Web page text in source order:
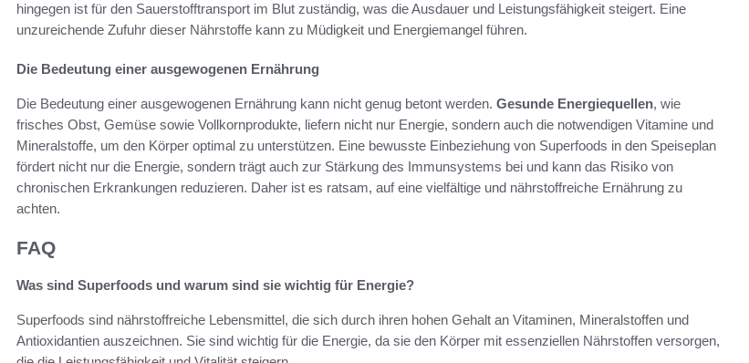
hingegen ist für den Sauerstofftransport im Blut zuständig, was die Ausdauer und Leistungsfähigkeit steigert. Eine
unzureichende Zufuhr dieser Nährstoffe kann zu Müdigkeit und Energiemangel führen.
Die Bedeutung einer ausgewogenen Ernährung
Die Bedeutung einer ausgewogenen Ernährung kann nicht genug betont werden. Gesunde Energiequellen, wie
frisches Obst, Gemüse sowie Vollkornprodukte, liefern nicht nur Energie, sondern auch die notwendigen Vitamine und
Mineralstoffe, um den Körper optimal zu unterstützen. Eine bewusste Einbeziehung von Superfoods in den Speiseplan
fördert nicht nur die Energie, sondern trägt auch zur Stärkung des Immunsystems bei und kann das Risiko von
chronischen Erkrankungen reduzieren. Daher ist es ratsam, auf eine vielfältige und nährstoffreiche Ernährung zu
achten.
FAQ
Was sind Superfoods und warum sind sie wichtig für Energie?
Superfoods sind nährstoffreiche Lebensmittel, die sich durch ihren hohen Gehalt an Vitaminen, Mineralstoffen und
Antioxidantien auszeichnen. Sie sind wichtig für die Energie, da sie den Körper mit essenziellen Nährstoffen versorgen,